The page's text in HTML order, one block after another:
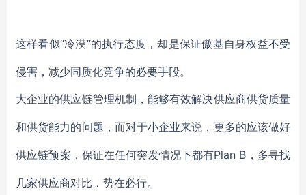
这样看似“冷漠”的执行态度，却是保证傲基自身权益不受
侵害，减少同质化竞争的必要手段。
大企业的供应链管理机制，能够有效解决供应商供货质量
和供货能力的问题，而对于小企业来说，更多的应该做好
供应链预案，保证在任何突发情况下都有Plan B，多寻找
几家供应商对比，势在必行。